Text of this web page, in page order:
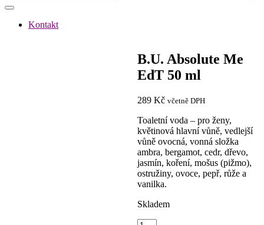
Kontakt
B.U. Absolute Me
EdT 50 ml
289 Kč včetně DPH
Toaletní voda – pro ženy,
květinová hlavní vůně, vedlejší
vůně ovocná, vonná složka
ambra, bergamot, cedr, dřevo,
jasmín, koření, mošus (pižmo),
ostružiny, ovoce, pepř, růže a
vanilka.
Skladem